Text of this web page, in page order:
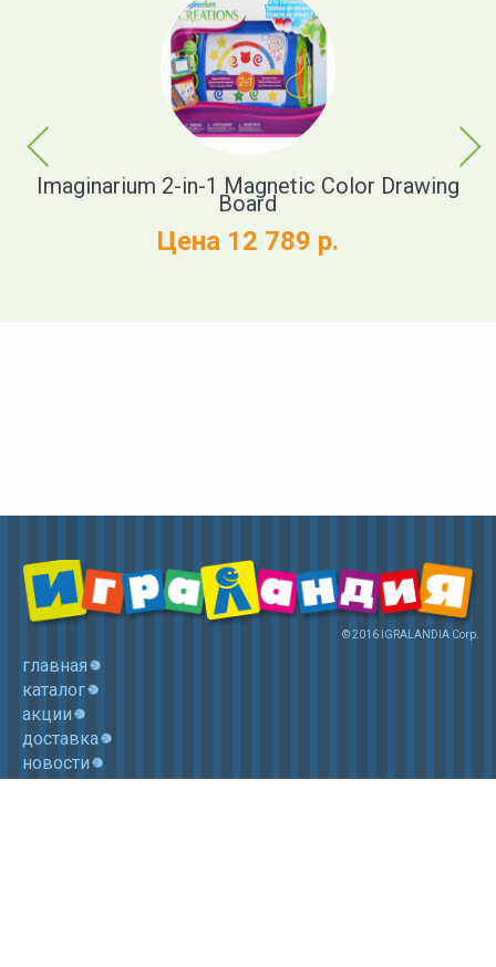
Previous
Imaginarium 2-in-1 Magnetic Color Drawing
Board
Цена 12 789 р.
Next
© 2016 IGRALANDIA Corp.
главная
каталог
акции
доставка
новости